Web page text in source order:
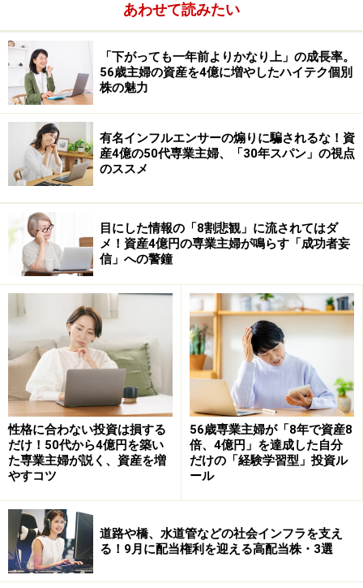
あわせて読みたい
「下がっても一年前よりかなり上」の成長率。
56歳主婦の資産を4億に増やしたハイテク個別
株の魅力
有名インフルエンサーの煽りに騙されるな！資
産4億の50代専業主婦、「30年スパン」の視点
のススメ
目にした情報の「8割悲観」に流されてはダ
メ！資産4億円の専業主婦が鳴らす「成功者妄
信」への警鐘
性格に合わない投資は損する
だけ！50代から4億円を築い
た専業主婦が説く、資産を増
やすコツ
56歳専業主婦が「8年で資産8
倍、4億円」を達成した自分
だけの「経験学習型」投資ル
ール
道路や橋、水道管などの社会インフラを支え
る！9月に配当権利を迎える高配当株・3選